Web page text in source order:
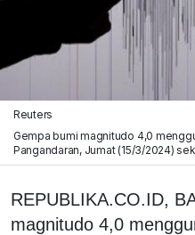
Reuters
Gempa bumi magnitudo 4,0
Pangandaran, Jumat (15/3/2024)
REPUBLIKA.CO.ID,
magnitudo 4,0